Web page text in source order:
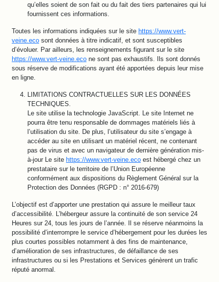
qu’elles soient de son fait ou du fait des tiers partenaires qui lui
fournissent ces informations.
Toutes les informations indiquées sur le site https://www.vert-
veine.eco sont données à titre indicatif, et sont susceptibles
d’évoluer. Par ailleurs, les renseignements figurant sur le site
https://www.vert-veine.eco ne sont pas exhaustifs. Ils sont donnés
sous réserve de modifications ayant été apportées depuis leur mise
en ligne.
LIMITATIONS CONTRACTUELLES SUR LES DONNÉES
TECHNIQUES.
Le site utilise la technologie JavaScript. Le site Internet ne
pourra être tenu responsable de dommages matériels liés à
l’utilisation du site. De plus, l’utilisateur du site s’engage à
accéder au site en utilisant un matériel récent, ne contenant
pas de virus et avec un navigateur de dernière génération mis-
à-jour Le site https://www.vert-veine.eco est hébergé chez un
prestataire sur le territoire de l’Union Européenne
conformément aux dispositions du Règlement Général sur la
Protection des Données (RGPD : n° 2016-679)
L’objectif est d’apporter une prestation qui assure le meilleur taux
d’accessibilité. L’hébergeur assure la continuité de son service 24
Heures sur 24, tous les jours de l’année. Il se réserve néanmoins la
possibilité d’interrompre le service d’hébergement pour les durées les
plus courtes possibles notamment à des fins de maintenance,
d’amélioration de ses infrastructures, de défaillance de ses
infrastructures ou si les Prestations et Services génèrent un trafic
réputé anormal.